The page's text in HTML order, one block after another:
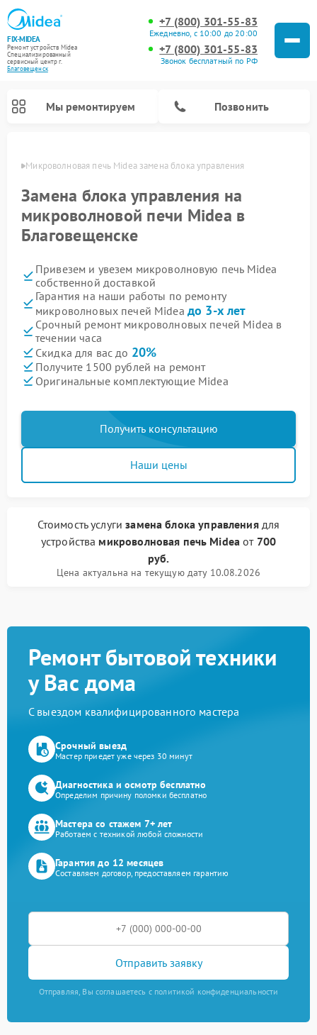
FIX-MIDEA
Ремонт устройств Midea
Специализированный
cервисный центр г.
Благовещенск
+7 (800) 301-55-83
Ежедневно, с 10:00 до 20:00
+7 (800) 301-55-83
Звонок бесплатный по РФ
Мы ремонтируем Позвонить
Микроволновая печь Midea замена блока управления
Замена блока управления на
микроволновой печи Midea в
Благовещенске
Привезем и увезем микроволновую печь Midea
собственной доставкой
Гарантия на наши работы по ремонту
микроволновых печей Midea до 3-х лет
Срочный ремонт микроволновых печей Midea в
течении часа
Скидка для вас до 20%
Получите 1500 рублей на ремонт
Оригинальные комплектующие Midea
Получить консультацию
Наши цены
Стоимость услугизамена блока управлениядля
устройства микроволновая печь Midea от 700
руб.
Цена актуальна на текущую дату 10.08.2026
Ремонт бытовой техники
у Вас дома
С выездом квалифицированного мастера
Срочный выезд
Мастер приедет уже через 30 минут
Диагностика и осмотр бесплатно
Определим причину поломки бесплатно
Мастера со стажем 7+ лет
Работаем с техникой любой сложности
Гарантия до 12 месяцев
Составляем договор, предоставляем гарантию
Отправить заявку
Отправляя, Вы соглашаетесь с политикой конфиденциальности